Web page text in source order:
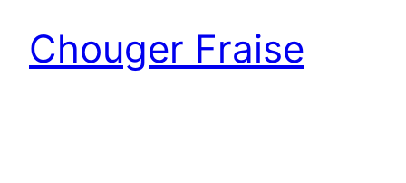
Chouger Fraise